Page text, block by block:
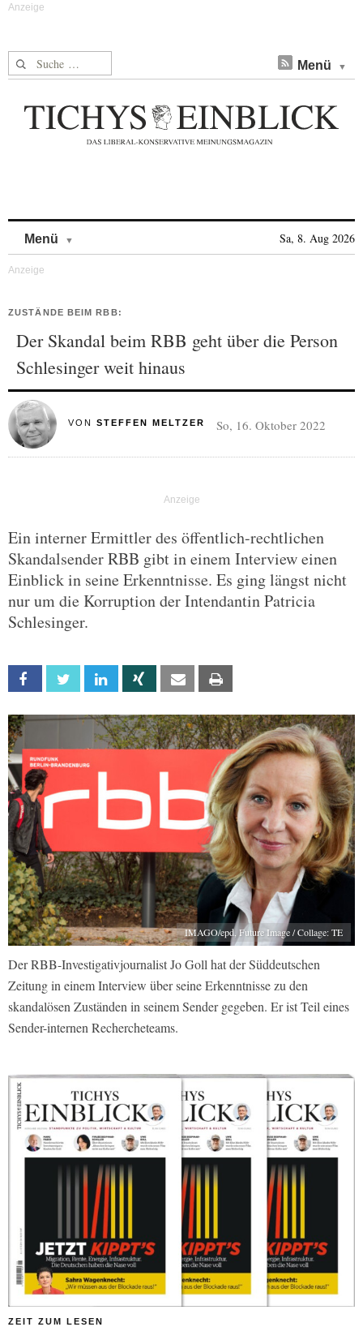
Suche nach: Menü
Menü Sa, 8. Aug 2026
ZUSTÄNDE BEIM RBB:
Der Skandal beim RBB geht über die Person
Schlesinger weit hinaus
VON STEFFEN MELTZER So, 16. Oktober 2022
Ein interner Ermittler des öffentlich-rechtlichen
Skandalsender RBB gibt in einem Interview einen
Einblick in seine Erkenntnisse. Es ging längst nicht
nur um die Korruption der Intendantin Patricia
Schlesinger.
Facebook Twitter Linkedin Xing Email
IMAGO/epd, Future Image / Collage: TE
Der RBB-Investigativjournalist Jo Goll hat der Süddeutschen
Zeitung in einem Interview über seine Erkenntnisse zu den
skandalösen Zuständen in seinem Sender gegeben. Er ist Teil eines
Sender-internen Rechercheteams.
ZEIT ZUM LESEN